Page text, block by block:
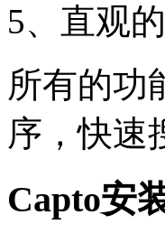
5、直观
所有的功
序，快速
Capto安